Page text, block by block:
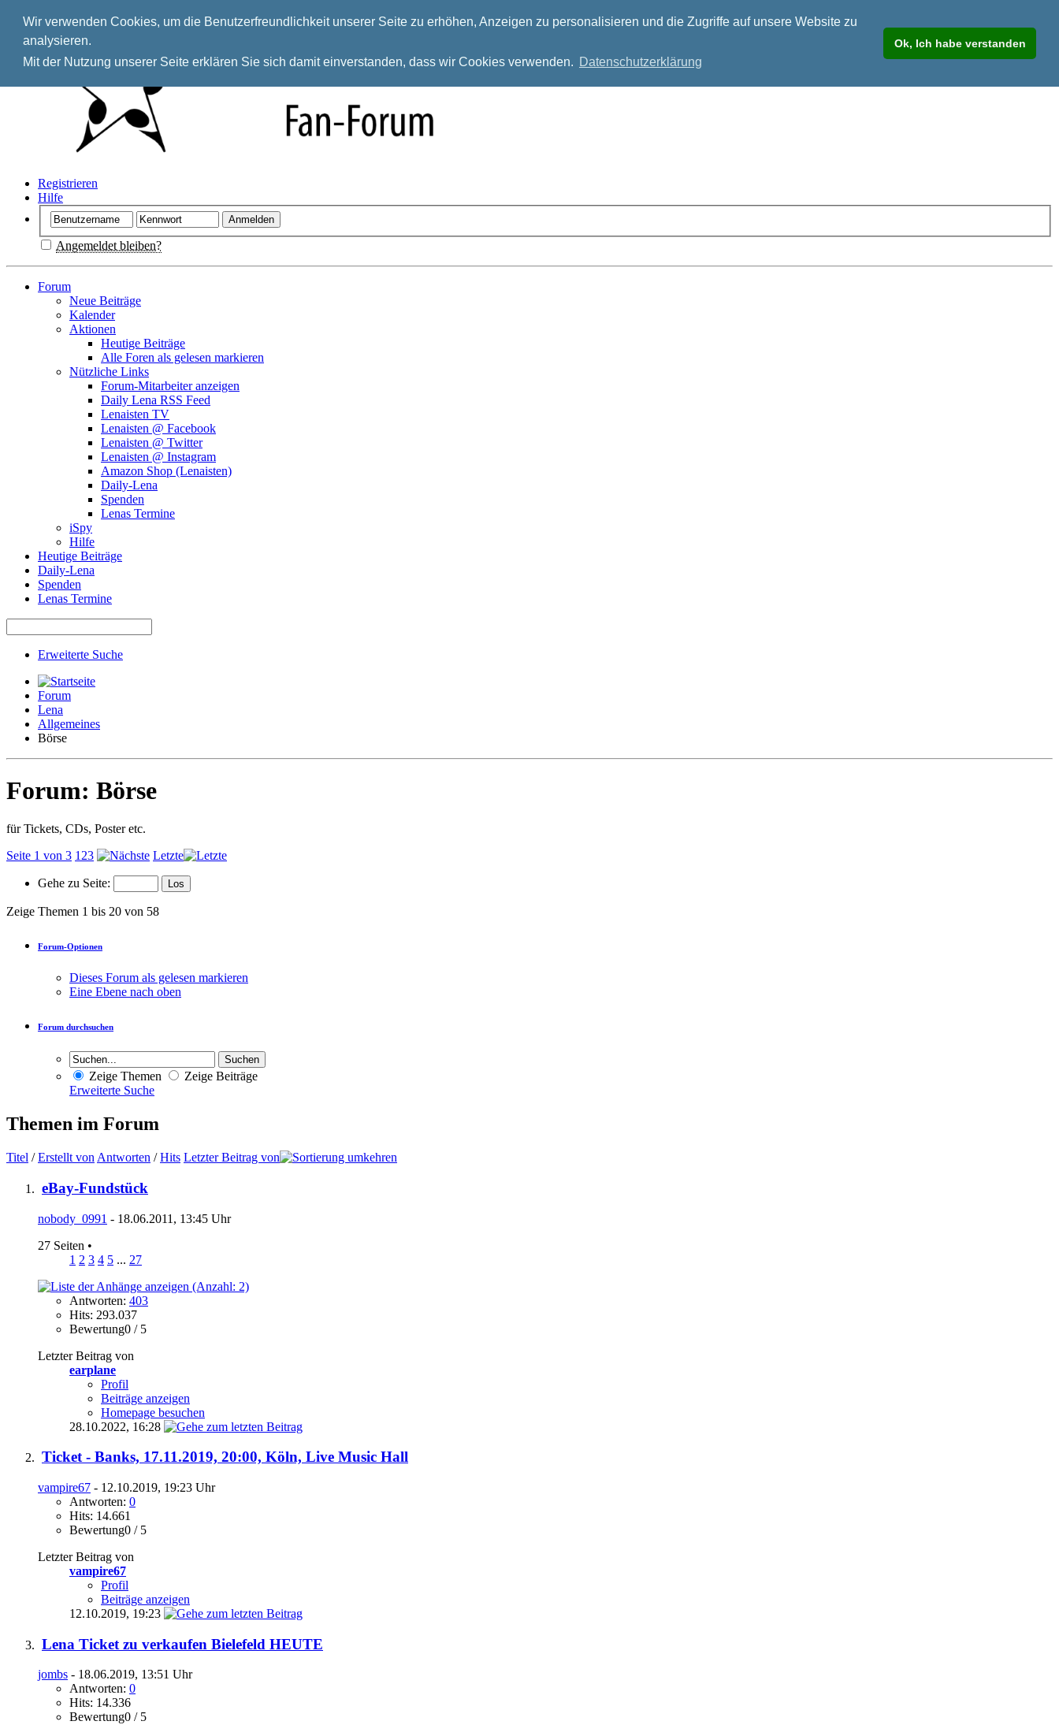
Wir verwenden Cookies, um die Benutzerfreundlichkeit unserer Seite zu erhöhen, Anzeigen zu personalisieren und die Zugriffe auf unsere Website zu
analysieren.
Mit der Nutzung unserer Seite erklären Sie sich damit einverstanden, dass wir Cookies verwenden. Datenschutzerklärung
Ok, Ich habe verstanden
Registrieren
Hilfe
Angemeldet bleiben?
Forum
Neue Beiträge
Kalender
Aktionen
Heutige Beiträge
Alle Foren als gelesen markieren
Nützliche Links
Forum-Mitarbeiter anzeigen
Daily Lena RSS Feed
Lenaisten TV
Lenaisten @ Facebook
Lenaisten @ Twitter
Lenaisten @ Instagram
Amazon Shop (Lenaisten)
Daily-Lena
Spenden
Lenas Termine
iSpy
Hilfe
Heutige Beiträge
Daily-Lena
Spenden
Lenas Termine
Erweiterte Suche
Forum
Lena
Allgemeines
Börse
Forum: Börse
für Tickets, CDs, Poster etc.
Seite 1 von 3 123 Letzte
Gehe zu Seite:
Zeige Themen 1 bis 20 von 58
Forum-Optionen
Dieses Forum als gelesen markieren
Eine Ebene nach oben
Forum durchsuchen
Zeige Themen
Zeige Beiträge
Erweiterte Suche
Themen im Forum
Titel /Erstellt von Antworten /Hits Letzter Beitrag von
eBay-Fundstück
nobody_0991 - 18.06.2011, 13:45 Uhr
27 Seiten •
1 2 3 4 5 ... 27
Antworten: 403
Hits: 293.037
Bewertung0 / 5
Letzter Beitrag von
earplane
Profil
Beiträge anzeigen
Homepage besuchen
28.10.2022, 16:28
Ticket - Banks, 17.11.2019, 20:00, Köln, Live Music Hall
vampire67 - 12.10.2019, 19:23 Uhr
Antworten: 0
Hits: 14.661
Bewertung0 / 5
Letzter Beitrag von
vampire67
Profil
Beiträge anzeigen
12.10.2019, 19:23
Lena Ticket zu verkaufen Bielefeld HEUTE
jombs - 18.06.2019, 13:51 Uhr
Antworten: 0
Hits: 14.336
Bewertung0 / 5